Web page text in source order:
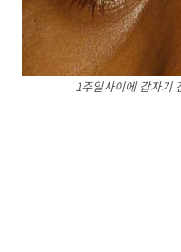
1주일사이에 갑자기